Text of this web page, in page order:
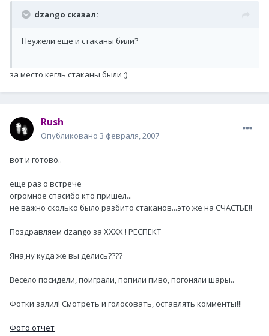
dzango сказал:
Неужели еще и стаканы били?
за место кегль стаканы были ;)
Rush
Опубликовано 3 февраля, 2007
вот и готово..
еще раз о встрече
огромное спасибо кто пришел...
не важно сколько было разбито стаканов...это же на СЧАСТЬЕ!!
Поздравляем dzango за XXXX ! РЕСПЕКТ
Яна,ну куда же вы делись????
Весело посидели, поиграли, попили пиво, погоняли шары..
Фотки залил! Смотреть и голосовать, оставлять комменты!!!
Фото отчет